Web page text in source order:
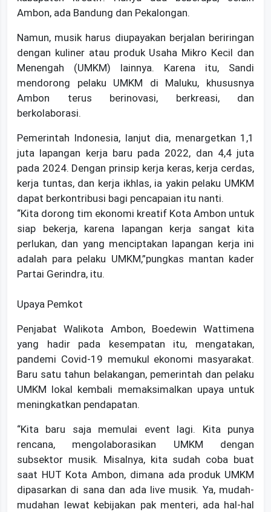
Ambon, ada Bandung dan Pekalongan.
Namun, musik harus diupayakan berjalan beriringan
dengan kuliner atau produk Usaha Mikro Kecil dan
Menengah (UMKM) lainnya. Karena itu, Sandi
mendorong pelaku UMKM di Maluku, khususnya
Ambon terus berinovasi, berkreasi, dan
berkolaborasi.
Pemerintah Indonesia, lanjut dia, menargetkan 1,1
juta lapangan kerja baru pada 2022, dan 4,4 juta
pada 2024. Dengan prinsip kerja keras, kerja cerdas,
kerja tuntas, dan kerja ikhlas, ia yakin pelaku UMKM
dapat berkontribusi bagi pencapaian itu nanti.
“Kita dorong tim ekonomi kreatif Kota Ambon untuk
siap bekerja, karena lapangan kerja sangat kita
perlukan, dan yang menciptakan lapangan kerja ini
adalah para pelaku UMKM,”pungkas mantan kader
Partai Gerindra, itu.
Upaya Pemkot
Penjabat Walikota Ambon, Boedewin Wattimena
yang hadir pada kesempatan itu, mengatakan,
pandemi Covid-19 memukul ekonomi masyarakat.
Baru satu tahun belakangan, pemerintah dan pelaku
UMKM lokal kembali memaksimalkan upaya untuk
meningkatkan pendapatan.
“Kita baru saja memulai event lagi. Kita punya
rencana, mengolaborasikan UMKM dengan
subsektor musik. Misalnya, kita sudah coba buat
saat HUT Kota Ambon, dimana ada produk UMKM
dipasarkan di sana dan ada live musik. Ya, mudah-
mudahan lewat kebijakan pak menteri, ada hal-hal